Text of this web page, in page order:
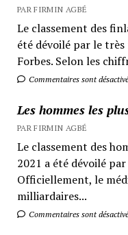
PAR FIRMIN AGBÉ
Le classement des
été dévoilé par le
Forbes. Selon les
Commentaires sont
Les hommes les
PAR FIRMIN AGBÉ
Le classement des
2021 a été dévoilé
Officiellement, le
milliardaires...
Commentaires sont